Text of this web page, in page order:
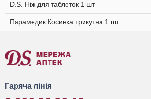
D.S. Ніж для таблеток 1 шт
Парамедик Косинка трикутна 1 шт
Гаряча лінія